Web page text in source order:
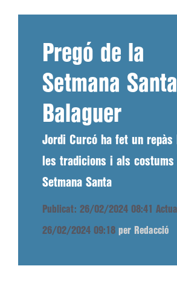
Pregó de la
Setmana
Balaguer
Jordi Curcó ha fet un
les tradicions i als costums
Setmana Santa
Publicat: 26/02/2024 08:41
26/02/2024 09:18 per Redacció